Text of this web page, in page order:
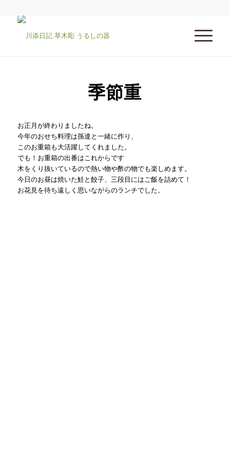
季節重
お正月が終わりましたね。
今年のおせち料理は孫達と一緒に作り、
このお重箱も大活躍してくれました。
でも！お重箱の出番はこれからです
木をくり抜いているので熱い物や酢の物でも楽しめます。
今日のお昼は焼いた鮭と餃子、三段目にはご飯を詰めて！
お花見を待ち遠しく思いながらのランチでした。